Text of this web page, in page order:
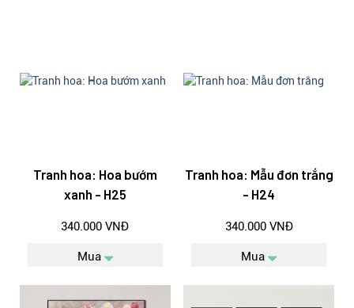
Tranh hoa: Hoa bướm
xanh - H25
340.000 VNĐ
Mua
Tranh hoa: Mẫu đơn trắng
- H24
340.000 VNĐ
Mua